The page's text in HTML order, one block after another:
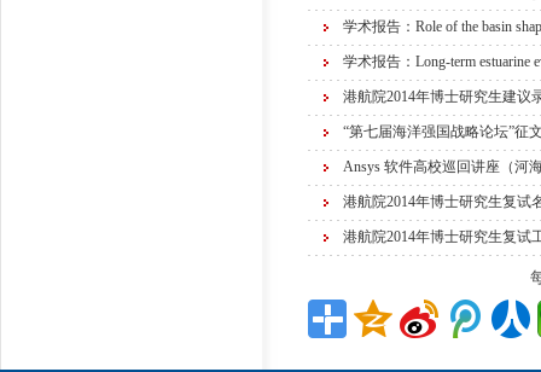
学术报告：Role of the basin
学术报告：Long-term estuarine
港航院2014年博士研究生建议
“第七届海洋强国战略论坛”征
Ansys 软件高校巡回讲座（河
港航院2014年博士研究生复试
港航院2014年博士研究生复试